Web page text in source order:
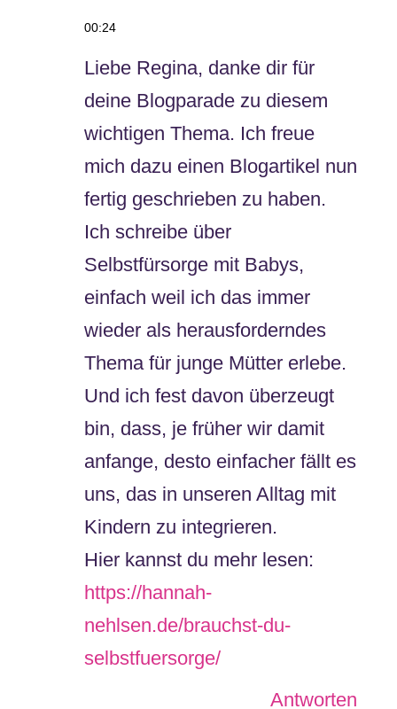
00:24
Liebe Regina, danke dir für
deine Blogparade zu diesem
wichtigen Thema. Ich freue
mich dazu einen Blogartikel nun
fertig geschrieben zu haben.
Ich schreibe über
Selbstfürsorge mit Babys,
einfach weil ich das immer
wieder als herausforderndes
Thema für junge Mütter erlebe.
Und ich fest davon überzeugt
bin, dass, je früher wir damit
anfange, desto einfacher fällt es
uns, das in unseren Alltag mit
Kindern zu integrieren.
Hier kannst du mehr lesen:
https://hannah-
nehlsen.de/brauchst-du-
selbstfuersorge/
Antworten